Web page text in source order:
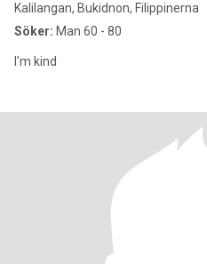
Kalilangan, Bukidnon, Filippinerna
Söker: Man 60 - 80
I'm kind